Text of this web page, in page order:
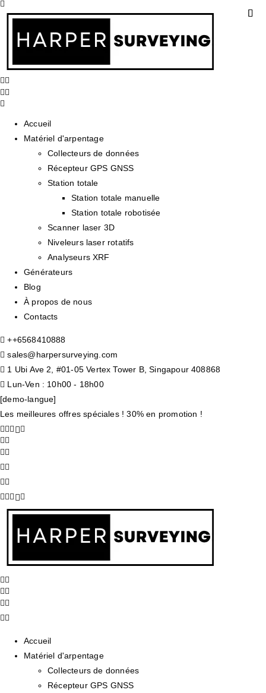
Accueil
Matériel d'arpentage
Collecteurs de données
Récepteur GPS GNSS
Station totale
Station totale manuelle
Station totale robotisée
Scanner laser 3D
Niveleurs laser rotatifs
Analyseurs XRF
Générateurs
Blog
À propos de nous
Contacts
++6568410888
sales@harpersurveying.com
1 Ubi Ave 2, #01-05 Vertex Tower B, Singapour 408868
Lun-Ven : 10h00 - 18h00
[demo-langue]
Les meilleures offres spéciales ! 30% en promotion !
Accueil
Matériel d'arpentage
Collecteurs de données
Récepteur GPS GNSS